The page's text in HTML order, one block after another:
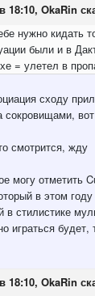
18:10, OkaRin
нужно кидать
были и в
= улетел в
сходу
сокровищами,
смотрится, жду
могу отметить
в этом
в стилистике
играться будет,
18:10, OkaRin